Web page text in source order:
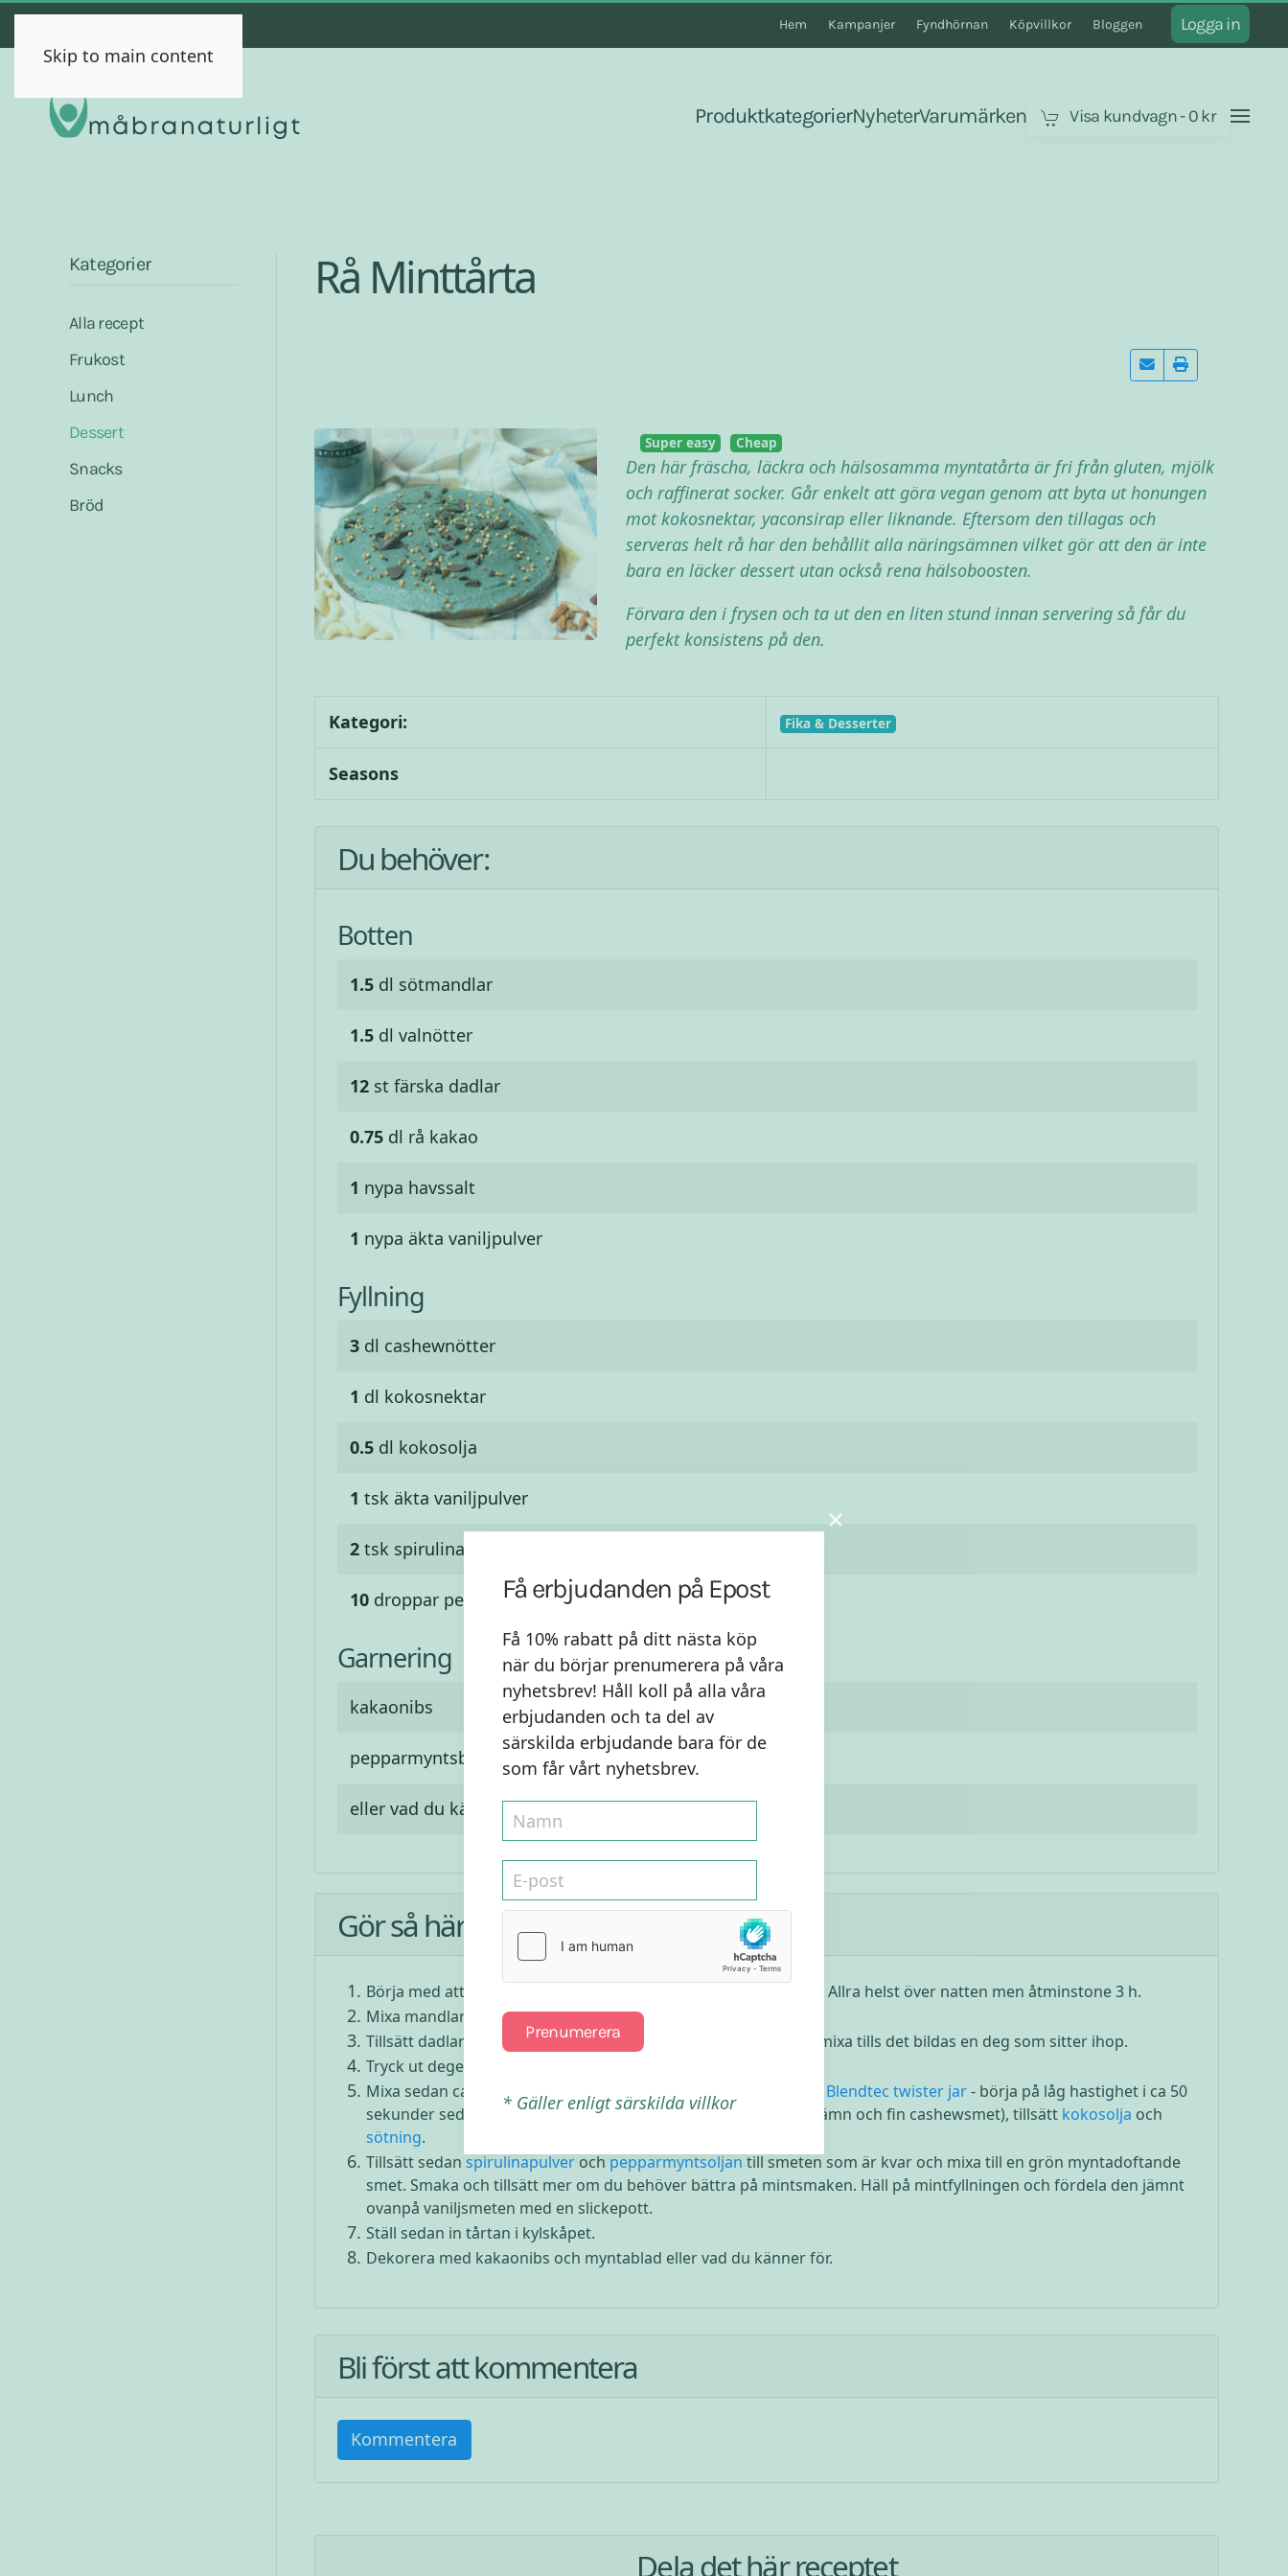
Skip to main content
Hem Kampanjer Fyndhörnan Köpvillkor Bloggen Logga in
ProduktkategorierNyheterVarumärken Visa kundvagn-0 kr
Rå Minttårta
Super easy Cheap
Den här fräscha, läckra och hälsosamma myntatårta är fri från gluten, mjölk
och raffinerat socker. Går enkelt att göra vegan genom att byta ut honungen
mot kokosnektar, yaconsirap eller liknande. Eftersom den tillagas och
serveras helt rå har den behållit alla näringsämnen vilket gör att den är inte
bara en läcker dessert utan också rena hälsoboosten.
Förvara den i frysen och ta ut den en liten stund innan servering så får du
perfekt konsistens på den.
Kategori: Fika & Desserter
Seasons
Du behöver:
Botten
1.5 dl sötmandlar
1.5 dl valnötter
12 st färska dadlar
0.75 dl rå kakao
1 nypa havssalt
1 nypa äkta vaniljpulver
Fyllning
3 dl cashewnötter
1 dl kokosnektar
0.5 dl kokosolja
1 tsk äkta vaniljpulver
2 tsk spirulina
10 droppar pepparmyntsolja
Garnering
kakaonibs
pepparmyntsblad
eller vad du känner för
Gör så här:
Börja med att blötlägga cashewnötterna till fyllningen i god tid. Allra helst över natten men åtminstone 3 h.
Mixa mandlarna och valnötterna i en mixer.
Tillsätt dadlarna, vaniljen,kakaonoch havssaltet
och fortsätta mixa tills det bildas en deg som sitter ihop.
Tryck ut degen i en springform och sätt in i frysen.
Mixa sedan cashewnötterna till en jämn smet (använder du vår Blendtec twister jar- börja på låg hastighet i ca 50
sekunder sedan hög hastighet i ca 20 sekunder då får du helt jämn och fin cashewsmet), tillsätt kokosolja och
sötning.
Tillsätt sedanspirulinapulverochpepparmyntsoljantill smeten som är kvar och mixa till en grön myntadoftande
smet. Smaka och tillsätt mer om du behöver bättra på mintsmaken. Häll på mintfyllningen och fördela den jämnt
ovanpå vaniljsmeten med en slickepott.
Ställ sedan in tårtan i kylskåpet.
Dekorera med kakaonibs och myntablad eller vad du känner för.
Bli först att kommentera
Kommentera
Dela det här receptet
Kategorier
Alla recept
Frukost
Lunch
Dessert
Snacks
Bröd
Få erbjudanden på Epost
Få 10% rabatt på ditt nästa köp
när du börjar prenumerera på våra
nyhetsbrev! Håll koll på alla våra
erbjudanden och ta del av
särskilda erbjudande bara för de
som får vårt nyhetsbrev.
Prenumerera
* Gäller enligt särskilda villkor